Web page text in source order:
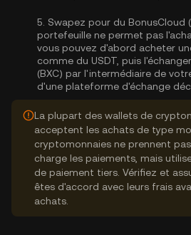
5. Swapez pour du BonusCloud
portefeuille ne permet pas
vous pouvez d'abord acheter
comme du USDT, puis
(BXC) par l'intermédiaire de
d'une plateforme d'échange
La plupart des wallets de
acceptent les achats de type
cryptomonnaies ne prennent
charge les paiements, mais
de paiement tiers. Vérifiez et
êtes d'accord avec leurs frais
achats.